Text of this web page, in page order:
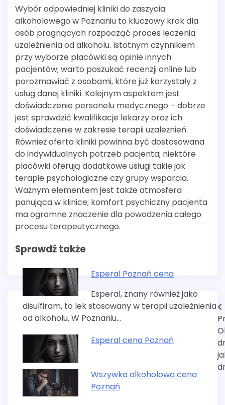
Wybór odpowiedniej kliniki do zaszycia
alkoholowego w Poznaniu to kluczowy krok dla
osób pragnących rozpocząć proces leczenia
uzależnienia od alkoholu. Istotnym czynnikiem
przy wyborze placówki są opinie innych
pacjentów; warto poszukać recenzji online lub
porozmawiać z osobami, które już korzystały z
usług danej kliniki. Kolejnym aspektem jest
doświadczenie personelu medycznego – dobrze
jest sprawdzić kwalifikacje lekarzy oraz ich
doświadczenie w zakresie terapii uzależnień.
Również oferta kliniki powinna być dostosowana
do indywidualnych potrzeb pacjenta; niektóre
placówki oferują dodatkowe usługi takie jak
terapie psychologiczne czy grupy wsparcia.
Ważnym elementem jest także atmosfera
panująca w klinice; komfort psychiczny pacjenta
ma ogromne znaczenie dla powodzenia całego
procesu terapeutycznego.
Sprawdź także
Esperal Poznań cena
Esperal, znany również jako
disulfiram, to lek stosowany w terapii uzależnienia
od alkoholu. W Poznaniu…
Esperal cena Poznań
Wszywka alkoholowa cena
Poznań
Nawigacja